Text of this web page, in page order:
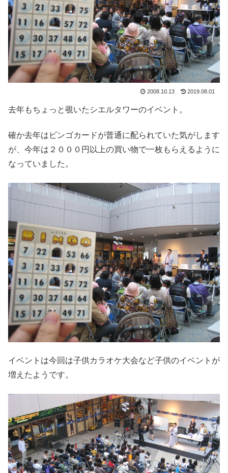
2008.10.13 2019.08.01
去年もちょっと覗いたシエルタワーのイベント。
確か去年はビンゴカードが普通に配られていた気がします
が、今年は２０００円以上の買い物で一枚もらえるように
なっていました。
イベントは今回は子供カラオケ大会など子供のイベントが
増えたようです。